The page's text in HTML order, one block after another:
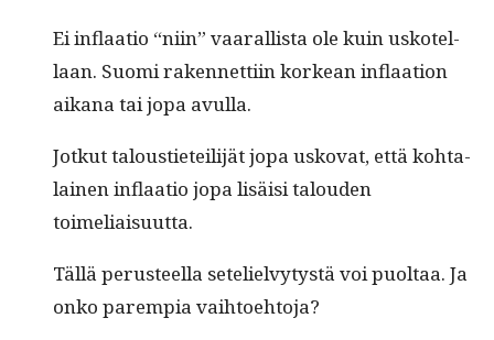
Ei inflaa­tio “niin” vaar­al­lista ole kuin uskotel­
laan. Suo­mi raken­net­ti­in korkean inflaa­tion
aikana tai jopa avulla.
Jotkut talousti­eteil­i­jät jopa usko­vat, että kohta­
lainen inflaa­tio jopa lisäisi talouden
toimeliaisuutta.
Täl­lä perus­teel­la setelielvy­tys­tä voi puoltaa. Ja
onko parem­pia vaihtoehtoja?